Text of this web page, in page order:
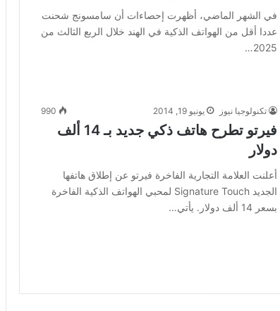
في الشهر الماضي، أظهرت إحصاءات أن سامسونج شحنت
عددا أقل من الهواتف الذكية في الهند خلال الربع الثالث من
2025…
تكنولوجيا نيوز يونيو 19, 2014 990
فيرتو تطرح هاتف ذكي جديد بـ 14 ألف
دولار
أعلنت العلامة التجارية الفاخرة فيرتو عن إطلاق هاتفها
الجديد Signature Touch لمحبي الهواتف الذكية الفاخرة
بسعر 14 ألف دولار. يأتي…